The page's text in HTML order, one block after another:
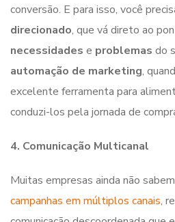
conversão. E para isso, você
direcionado, que vá direto ao
necessidades e problemas do
automação de marketing,
excelente ferramenta para
conduzi-los pela jornada de
4. Comunicação Multicanal
Muitas empresas ainda não
campanhas em múltiplos canais,